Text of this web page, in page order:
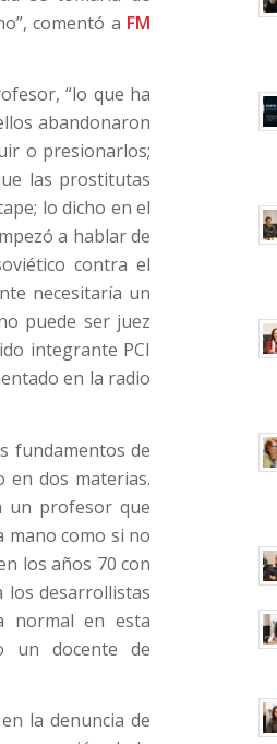
comentó a FM
“lo que ha
abandonaron
o presionarlos;
las prostitutas
lo dicho en el
a hablar de
contra el
necesitaría un
puede ser juez
integrante PCI
en la radio
fundamentos de
en dos materias.
un profesor que
mano como si no
los años 70 con
los desarrollistas
normal en esta
un docente de
la denuncia de